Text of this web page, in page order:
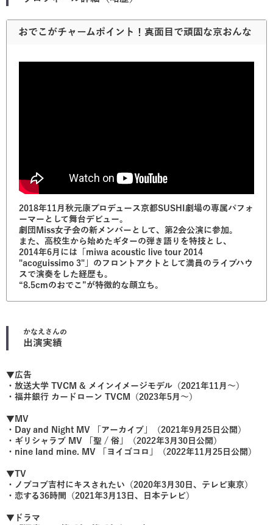
おでこがチャームポイント！真面目で頑固な京おんな
2018年11月秋元康プロデュース京都SUSHI劇場の専属パフォ
ーマーとして舞台デビュー。
劇団Miss女子会の新メンバーとして、第2会公演に参加。
また、高校生から始めたギターの弾き語りを特技とし、
2014年6月には「miwa acoustic live tour 2014
"acoguissimo 3"」のフロントアクトとして満員のライブハウ
スで演奏をした経歴も。
“8.5cmのおでこ”が特徴的な顔立ち。
かなえ さんの
出演実績
▼広告
・放送大学 TVCM & メインイメージモデル（2021年11月〜）
・福井銀行 カードローン TVCM（2023年5月〜）
▼MV
・Day and Night MV 「アーカイブ」（2021年9月25日公開）
・ギリシャラブ MV 「聖 / 俗」（2022年3月30日公開）
・nine land mine. MV 「ヨイゴコロ」（2022年11月25日公開）
▼TV
・ノブコブ吉村にキスされたい（2020年3月30日、テレビ東京）
・恋する36時間（2021年3月13日、日本テレビ）
▼ドラマ